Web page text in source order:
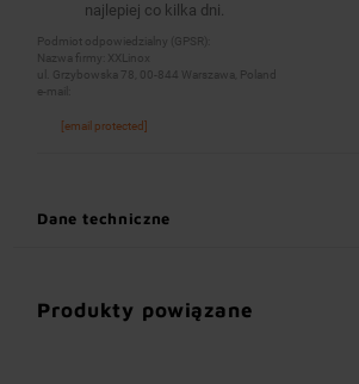
najlepiej co kilka dni.
Podmiot odpowiedzialny (GPSR):
Nazwa firmy: XXLinox
ul. Grzybowska 78, 00-844 Warszawa, Poland
e-mail:
[email protected]
Dane techniczne
Produkty powiązane